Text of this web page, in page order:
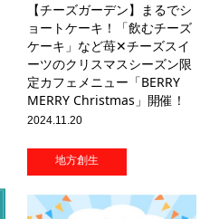
【チーズガーデン】まるでシ
ョートケーキ！「飲むチーズ
ケーキ」など苺✕チーズスイ
ーツのクリスマスシーズン限
定カフェメニュー「BERRY
MERRY Christmas」開催！
2024.11.20
地方創生